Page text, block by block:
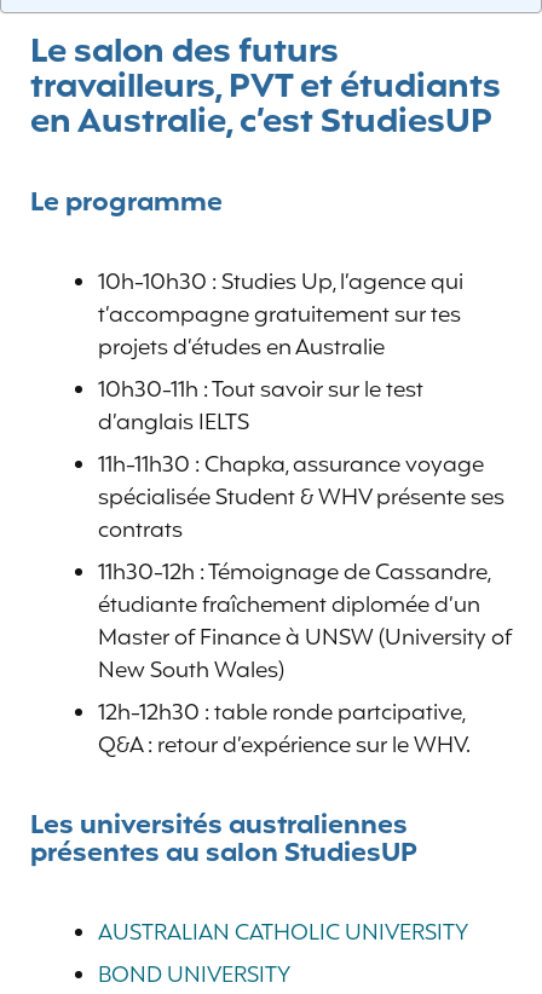
Le salon des futurs
travailleurs, PVT et étudiants
en Australie, c’est StudiesUP
Le programme
10h-10h30 : Studies Up, l’agence qui
t’accompagne gratuitement sur tes
projets d’études en Australie
10h30-11h : Tout savoir sur le test
d’anglais IELTS
11h-11h30 : Chapka, assurance voyage
spécialisée Student & WHV présente ses
contrats
11h30-12h : Témoignage de Cassandre,
étudiante fraîchement diplomée d’un
Master of Finance à UNSW (University of
New South Wales)
12h-12h30 : table ronde partcipative,
Q&A : retour d’expérience sur le WHV.
Les universités australiennes
présentes au salon StudiesUP
AUSTRALIAN CATHOLIC UNIVERSITY
BOND UNIVERSITY